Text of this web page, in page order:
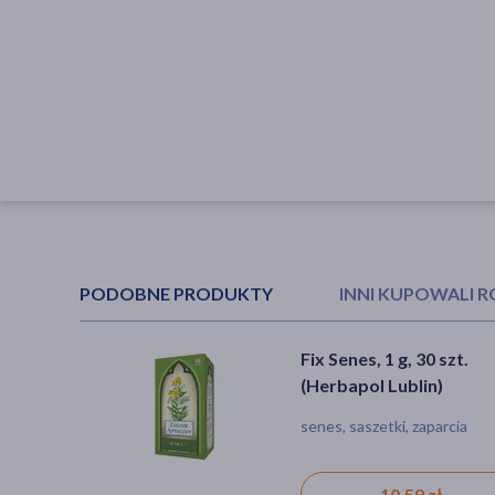
PODOBNE PRODUKTY INNI KUPOWALI
Fix Senes, 1 g, 30 szt.
(Herbapol Lublin)
senes, saszetki, zaparcia
Figura 1, fix mieszanka
ziołowa, 3 g, 20 szt.
senes, saszetki, zaparcia